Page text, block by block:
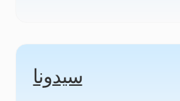
سيدونا